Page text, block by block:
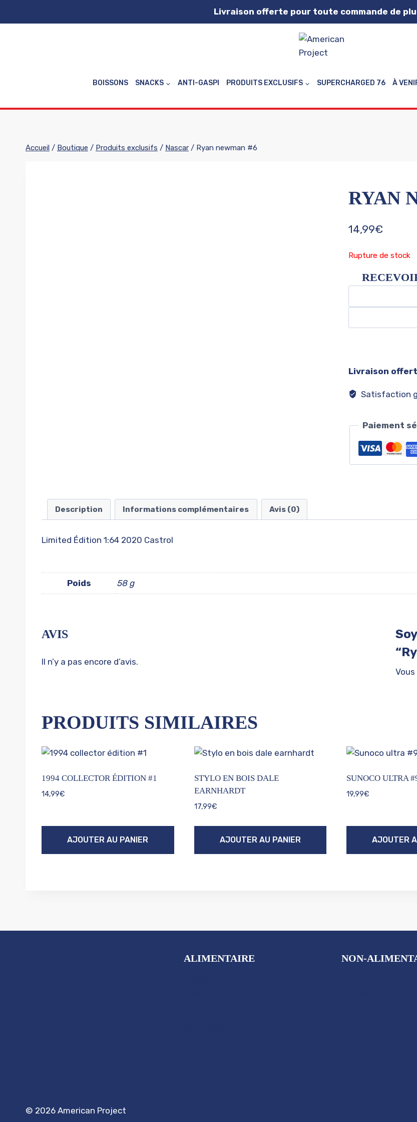
Livraison offerte pour toute commande de
BOISSONS SNACKS ANTI-GASPI PRODUITS EXCLUSIFS SUPERCHARGED 76 À
Accueil / Boutique / Produits exclusifs / Nascar / Ryan newman #6
RYAN
14,99€
Rupture de stock
Livraison
Satisfaction
Paiement
Description Informations complémentaires Avis (0)
Limited Édition 1:64 2020 Castrol
Poids 58 g
AVIS
Il n’y a pas encore d’avis.
PRODUITS SIMILAIRES
1994 COLLECTOR ÉDITION #1
14,99€
AJOUTER AU PANIER
STYLO EN BOIS DALE
EARNHARDT
17,99€
AJOUTER AU PANIER
SUNOCO ULTRA
19,99€
AJOUTER
ALIMENTAIRE NON-
© 2026 American Project